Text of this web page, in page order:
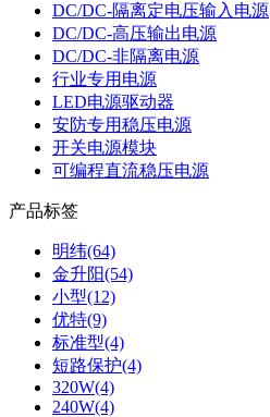
DC/DC-隔离定电压输入电源
DC/DC-高压输出电源
DC/DC-非隔离电源
行业专用电源
LED电源驱动器
安防专用稳压电源
开关电源模块
可编程直流稳压电源
产品标签
明纬(64)
金升阳(54)
小型(12)
优特(9)
标准型(4)
短路保护(4)
320W(4)
240W(4)